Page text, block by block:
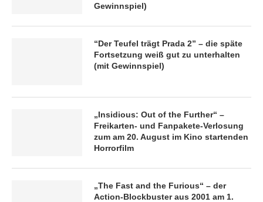
Gewinnspiel)
“Der Teufel trägt Prada 2” – die späte
Fortsetzung weiß gut zu unterhalten
(mit Gewinnspiel)
„Insidious: Out of the Further“ –
Freikarten- und Fanpakete-Verlosung
zum am 20. August im Kino startenden
Horrorfilm
„The Fast and the Furious“ – der
Action-Blockbuster aus 2001 am 1.